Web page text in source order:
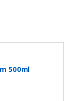
500ml